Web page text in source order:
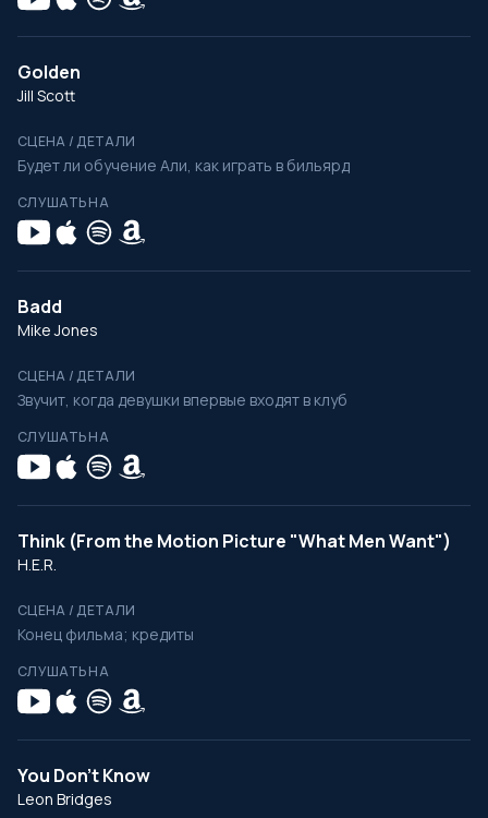
Golden
Jill Scott
СЦЕНА / ДЕТАЛИ
Будет ли обучение Али, как играть в бильярд
СЛУШАТЬ НА
Badd
Mike Jones
СЦЕНА / ДЕТАЛИ
Звучит, когда девушки впервые входят в клуб
СЛУШАТЬ НА
Think (From the Motion Picture "What Men Want")
H.E.R.
СЦЕНА / ДЕТАЛИ
Конец фильма; кредиты
СЛУШАТЬ НА
You Don't Know
Leon Bridges